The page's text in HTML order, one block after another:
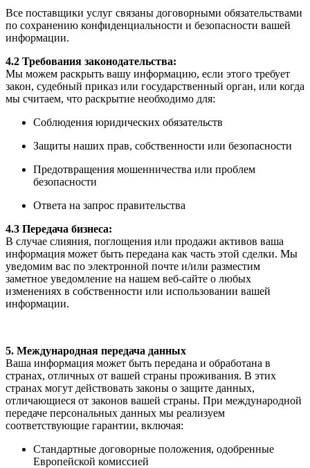
Все поставщики услуг связаны договорными обязательствами
по сохранению конфиденциальности и безопасности вашей
информации.
4.2 Требования законодательства:
Мы можем раскрыть вашу информацию, если этого требует
закон, судебный приказ или государственный орган, или когда
мы считаем, что раскрытие необходимо для:
Соблюдения юридических обязательств
Защиты наших прав, собственности или безопасности
Предотвращения мошенничества или проблем
безопасности
Ответа на запрос правительства
4.3 Передача бизнеса:
В случае слияния, поглощения или продажи активов ваша
информация может быть передана как часть этой сделки. Мы
уведомим вас по электронной почте и/или разместим
заметное уведомление на нашем веб-сайте о любых
изменениях в собственности или использовании вашей
информации.
5. Международная передача данных
Ваша информация может быть передана и обработана в
странах, отличных от вашей страны проживания. В этих
странах могут действовать законы о защите данных,
отличающиеся от законов вашей страны. При международной
передаче персональных данных мы реализуем
соответствующие гарантии, включая:
Стандартные договорные положения, одобренные
Европейской комиссией